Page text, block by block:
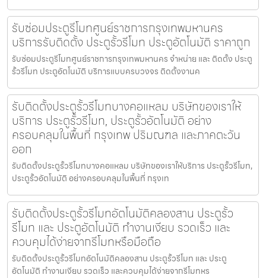
รับซ่อมประตูรีโมทศูนย์ราชการกรุงเทพมหานคร
บริการรับติดตั้ง ประตูรั้วรีโมท ประตูอัตโนมัติ ราคาถูก
รับซ่อมประตูรีโมทศูนย์ราชการกรุงเทพมหานคร จำหน่าย และ ติดตั้ง ประตู
รั้วรีโมท ประตูอัตโนมัติ บริการแบบครบวงจร ติดตั้งงานค
รับติดตั้งประตูรั้วรีโมทบางคอแหลม บริษัทของเราให้
บริการ ประตูรั้วรีโมท, ประตูรั้วอัตโนมัติ อย่าง
ครอบคลุมในพื้นที่ กรุงเทพ ปริมณฑล และภาคตะวัน
ออก
รับติดตั้งประตูรั้วรีโมทบางคอแหลม บริษัทของเราให้บริการ ประตูรั้วรีโมท,
ประตูรั้วอัตโนมัติ อย่างครอบคลุมในพื้นที่ กรุงเท
รับติดตั้งประตูรั้วรีโมทอัตโนมัติคลองสาน ประตูรั้ว
รีโมท และ ประตูอัตโนมัติ ทำงานเงียบ รวดเร็ว และ
ควบคุมได้ง่ายจากรีโมทหรือมือถือ
รับติดตั้งประตูรั้วรีโมทอัตโนมัติคลองสาน ประตูรั้วรีโมท และ ประตู
อัตโนมัติ ทำงานเงียบ รวดเร็ว และควบคุมได้ง่ายจากรีโมทหร